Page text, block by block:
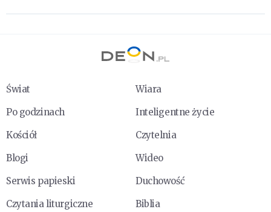
Świat
Wiara
Po godzinach
Inteligentne życie
Kościół
Czytelnia
Blogi
Wideo
Serwis papieski
Duchowość
Czytania liturgiczne
Biblia